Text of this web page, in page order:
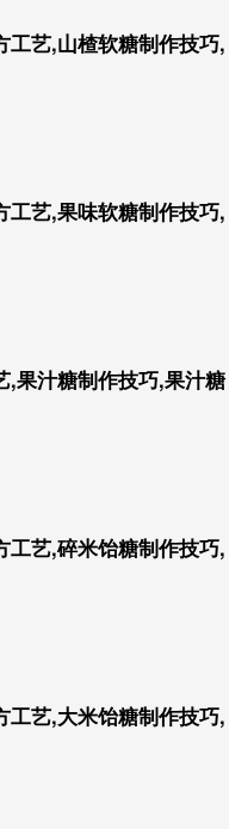
工艺,山楂软糖制作技巧,
工艺,果味软糖制作技巧,
,果汁糖制作技巧,果汁糖
工艺,碎米饴糖制作技巧,
工艺,大米饴糖制作技巧,